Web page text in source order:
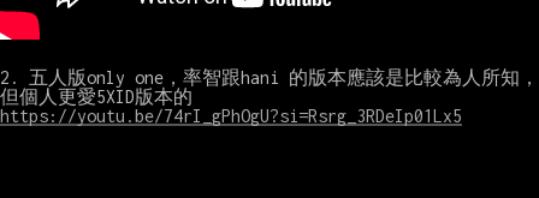
2. 五人版only one，率智跟hani 的版本應該是比較為人所知，
https://youtu.be/74rI_gPhOgU?si=Rsrg_3RDeIp01Lx5